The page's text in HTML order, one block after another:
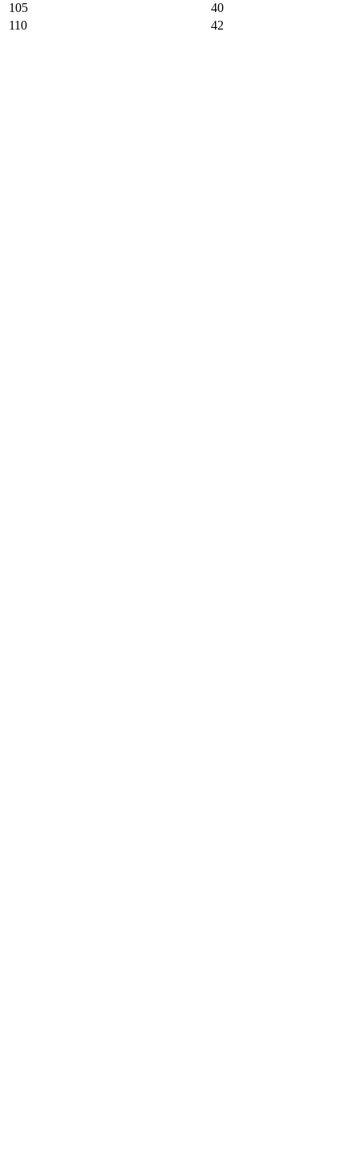
105
40
110
42